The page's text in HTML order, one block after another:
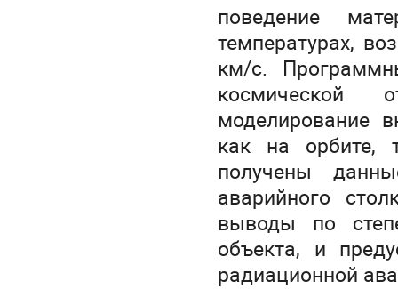
поведение
температурах,
км/с.
космической
моделирование
как на орбите,
получены
аварийного
выводы по
объекта, и
радиационной